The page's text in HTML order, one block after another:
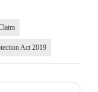
Act 2019